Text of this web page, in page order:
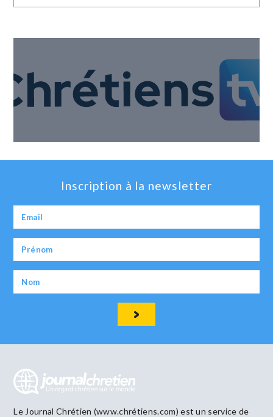
Inscription à la newsletter
Le Journal Chrétien (www.chrétiens.com) est un service de